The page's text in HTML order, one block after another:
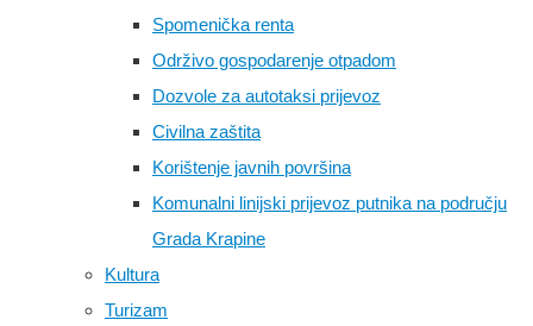
Spomenička renta
Održivo gospodarenje otpadom
Dozvole za autotaksi prijevoz
Civilna zaštita
Korištenje javnih površina
Komunalni linijski prijevoz putnika na području
Grada Krapine
Kultura
Turizam